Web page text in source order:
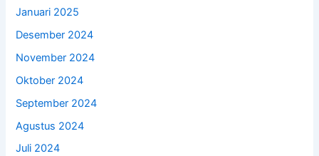
Januari 2025
Desember 2024
November 2024
Oktober 2024
September 2024
Agustus 2024
Juli 2024